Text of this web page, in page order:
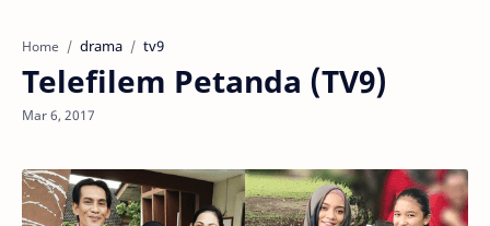
Home drama tv9
Telefilem Petanda (TV9)